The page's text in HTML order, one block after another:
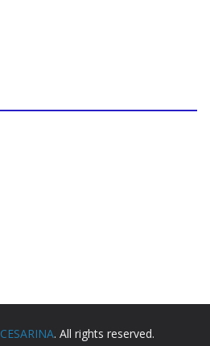
CESARINA. All rights reserved.